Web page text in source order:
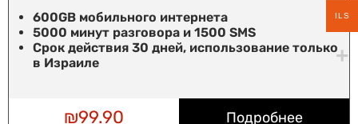
600GB мобильного интернета
5000 минут разговора и 1500 SMS
Срок действия 30 дней, использование только
в Израиле
₪99.90 Подробнее
ILS